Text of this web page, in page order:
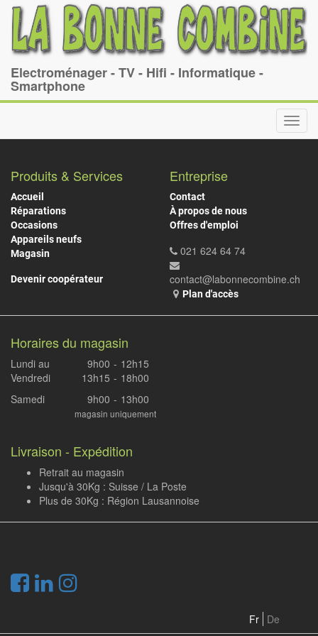
Electroménager - TV - Hifi - Informatique -
Smartphone
Produits & Services
Accueil
Réparations
Occasions
Appareils neufs
Magasin
Devenir coopérateur
Entreprise
Contact
À propos de nous
Offres d'emploi
021 624 64 74
contact@labonnecombine.ch
Plan d'accès
Horaires du magasin
Lundi au
Vendredi
9h00
13h15
-
-
12h15
18h00
Samedi
9h00 - 13h00
magasin uniquement
Livraison - Expédition
Retrait au magasin
Jusqu'à 30Kg : Suisse / La Poste
Plus de 30Kg : Région Lausannoise
Fr De